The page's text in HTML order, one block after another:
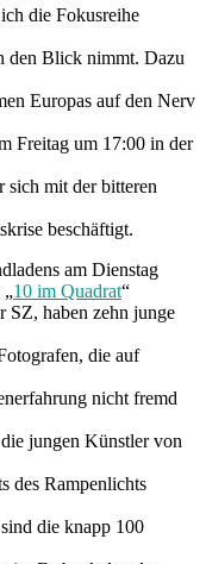
die Fokusreihe
den Blick nimmt. Dazu
Europas auf den Nerv
Freitag um 17:00 in der
mit der bitteren
beschäftigt.
am Dienstag
„10 im Quadrat“
SZ, haben zehn junge
die auf
nicht fremd
jungen Künstler von
des Rampenlichts
die knapp 100